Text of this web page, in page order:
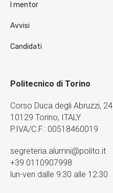
I mentor
Avvisi
Candidati
Politecnico di Torino
Corso Duca degli Abruzzi, 24
10129 Torino, ITALY
P.IVA/C.F.: 00518460019
segreteria.alumni@polito.it
+39 0110907998
lun-ven dalle 9:30 alle 12:30